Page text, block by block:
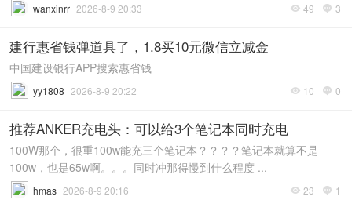
 49  3
wanxinrr 2026-8-9 20:33
建行惠省钱弹道具了，1.8买10元微信立减金
中国建设银行APP搜索惠省钱
 10  0
yy1808 2026-8-9 20:22
推荐ANKER充电头：可以给3个笔记本同时充电
100W那个，很重100w能充三个笔记本？？？？笔记本就算不是
100w，也是65w啊。。。同时冲那得慢到什么程度 ...
 23  1
hmas 2026-8-9 20:16